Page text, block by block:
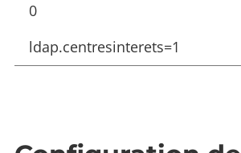
0
ldap.centresinterets=1